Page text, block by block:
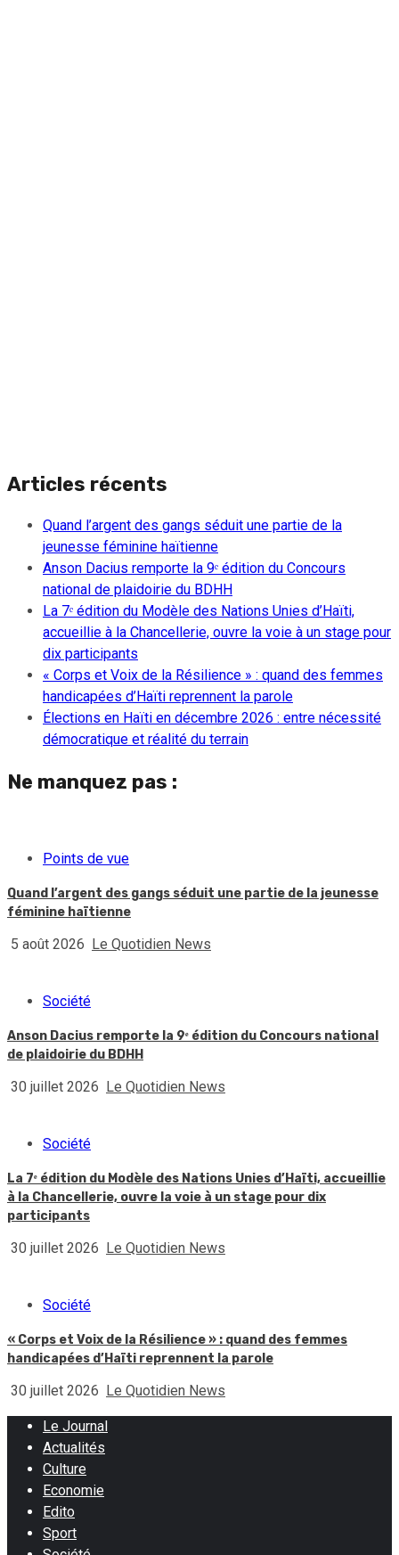
Articles récents
Quand l’argent des gangs séduit une partie de la
jeunesse féminine haïtienne
Anson Dacius remporte la 9ᵉ édition du Concours
national de plaidoirie du BDHH
La 7ᵉ édition du Modèle des Nations Unies d’Haïti,
accueillie à la Chancellerie, ouvre la voie à un stage pour
dix participants
« Corps et Voix de la Résilience » : quand des femmes
handicapées d’Haïti reprennent la parole
Élections en Haïti en décembre 2026 : entre nécessité
démocratique et réalité du terrain
Ne manquez pas :
Points de vue
Quand l’argent des gangs séduit une partie de la jeunesse
féminine haïtienne
5 août 2026 Le Quotidien News
Société
Anson Dacius remporte la 9ᵉ édition du Concours national
de plaidoirie du BDHH
30 juillet 2026 Le Quotidien News
Société
La 7ᵉ édition du Modèle des Nations Unies d’Haïti, accueillie
à la Chancellerie, ouvre la voie à un stage pour dix
participants
30 juillet 2026 Le Quotidien News
Société
« Corps et Voix de la Résilience » : quand des femmes
handicapées d’Haïti reprennent la parole
30 juillet 2026 Le Quotidien News
Le Journal
Actualités
Culture
Economie
Edito
Sport